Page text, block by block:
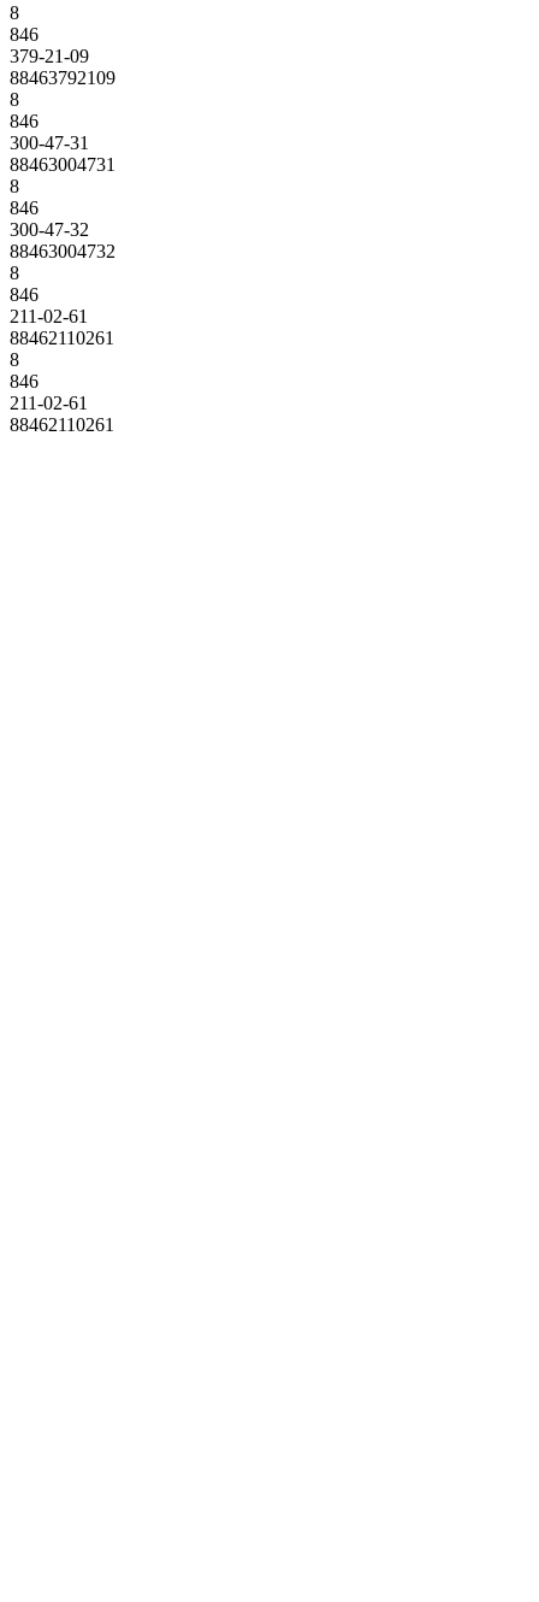
8
846
379-21-09
88463792109
8
846
300-47-31
88463004731
8
846
300-47-32
88463004732
8
846
211-02-61
88462110261
8
846
211-02-61
88462110261